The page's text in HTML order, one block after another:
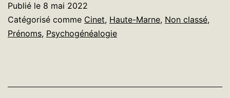
!
Publié le 8 mai 2022
Catégorisé comme Cinet, Haute-Marne, Non classé,
Prénoms, Psychogénéalogie